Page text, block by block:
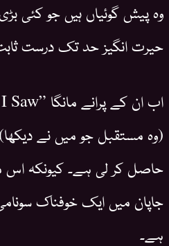
وہ پیش گوئیاں ہیں جو کئی
حیرت انگیز حد تک درست
(وہ مستقبل جو میں نے دیکھا)
جاپان میں ایک خوفناک
ہے۔